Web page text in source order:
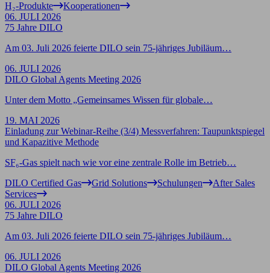
H₂-Produkte
Kooperationen
06. JULI 2026
75 Jahre DILO
Am 03. Juli 2026 feierte DILO sein 75-jähriges Jubiläum…
06. JULI 2026
DILO Global Agents Meeting 2026
Unter dem Motto „Gemeinsames Wissen für globale…
19. MAI 2026
Einladung zur Webinar-Reihe (3/4) Messverfahren: Taupunktspiegel
und Kapazitive Methode
SF₆-Gas spielt nach wie vor eine zentrale Rolle im Betrieb…
DILO Certified Gas
Grid Solutions Schulungen
After Sales
Services
06. JULI 2026
75 Jahre DILO
Am 03. Juli 2026 feierte DILO sein 75-jähriges Jubiläum…
06. JULI 2026
DILO Global Agents Meeting 2026